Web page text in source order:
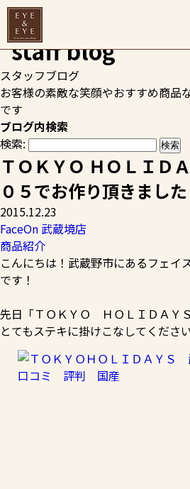
HOME>
ＬＩＤＡＹＳ ＴＨ－００５でお作
スタッフブログ
お客様の素敵な笑顔やおすすめ商品
です
ブログ内検索
検索:
ＴＯＫＹＯ ＨＯＬＩＤ
０５でお作り頂きました
2015.12.23
FaceOn 武蔵境店
商品紹介
こんにちは！武蔵野市にあるフェイ
です！
先日「ＴＯＫＹＯ ＨＯＬＩＤＡＹ
とてもステキに掛けこなしてくださ